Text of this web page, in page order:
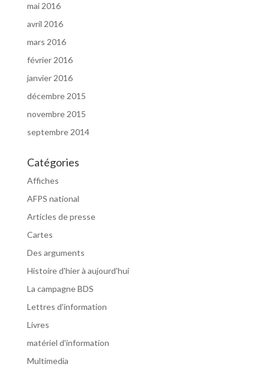
mai 2016
avril 2016
mars 2016
février 2016
janvier 2016
décembre 2015
novembre 2015
septembre 2014
Catégories
Affiches
AFPS national
Articles de presse
Cartes
Des arguments
Histoire d'hier à aujourd'hui
La campagne BDS
Lettres d'information
Livres
matériel d'information
Multimedia